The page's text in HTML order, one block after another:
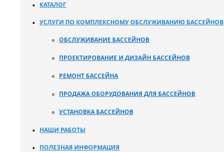
КАТАЛОГ
УСЛУГИ ПО КОМПЛЕКСНОМУ ОБСЛУЖИВАНИЮ БАССЕЙНОВ
ОБСЛУЖИВАНИЕ БАССЕЙНОВ
ПРОЕКТИРОВАНИЕ И ДИЗАЙН БАССЕЙНОВ
РЕМОНТ БАССЕЙНА
ПРОДАЖА ОБОРУДОВАНИЯ ДЛЯ БАССЕЙНОВ
УСТАНОВКА БАССЕЙНОВ
НАШИ РАБОТЫ
ПОЛЕЗНАЯ ИНФОРМАЦИЯ